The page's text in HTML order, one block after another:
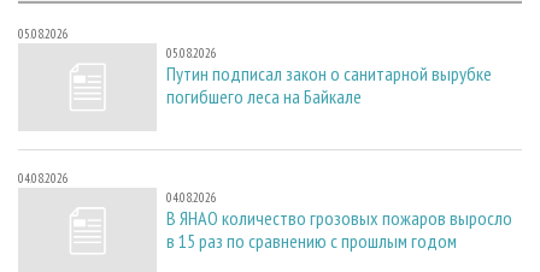
05.08.2026
05.08.2026
Путин подписал закон о санитарной вырубке
погибшего леса на Байкале
04.08.2026
04.08.2026
В ЯНАО количество грозовых пожаров выросло
в 15 раз по сравнению с прошлым годом